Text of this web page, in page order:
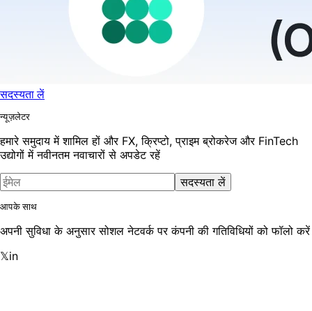
सदस्यता लें
न्यूज़लेटर
हमारे समुदाय में शामिल हों और FX, क्रिप्टो, प्राइम ब्रोकरेज और FinTech
उद्योगों में नवीनतम नवाचारों से अपडेट रहें
सदस्यता लें
आपके साथ
अपनी सुविधा के अनुसार सोशल नेटवर्क पर कंपनी की गतिविधियों को फॉलो करें
𝕏in